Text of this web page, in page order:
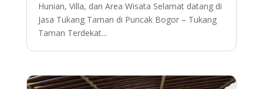
Hunian, Villa, dan Area Wisata Selamat datang di
Jasa Tukang Taman di Puncak Bogor – Tukang
Taman Terdekat...